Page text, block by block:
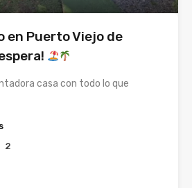
en Puerto Viejo de
casa con todo lo que
2